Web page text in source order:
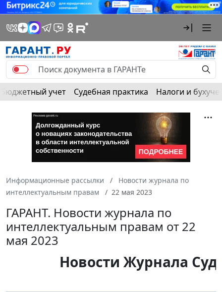
Бюджетный учет Судебная практика Налоги и
Информационные рассылки
Новости журнала по
интеллектуальным правам
22 мая 2023
ГАРАНТ. Новости журнала по
интеллектуальным правам от 22
мая 2023
Новости Журнала